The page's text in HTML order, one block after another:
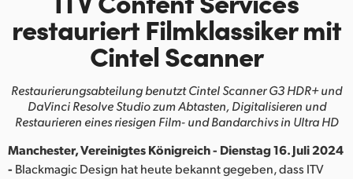
Finland
France
Hong Kong SAR, China
India
restauriert Filmklassiker mit
Cintel Scanner
Restaurierungsabteilung benutzt Cintel Scanner G3 HDR+ und
DaVinci Resolve Studiozum Abtasten, Digitalisieren und
Restaurieren eines riesigen Film- und Bandarchivs in Ultra HD
Manchester, Vereinigtes Königreich - Dienstag 16. Juli 2024
- Blackmagic Design hat heute bekannt gegeben, dass ITV